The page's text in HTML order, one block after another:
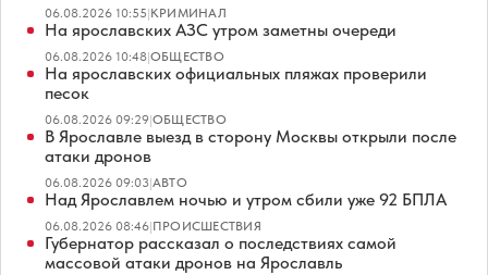
06.08.2026 10:55|КРИМИНАЛ
На ярославских АЗС утром заметны очереди
06.08.2026 10:48|ОБЩЕСТВО
На ярославских официальных пляжах проверили
песок
06.08.2026 09:29|ОБЩЕСТВО
В Ярославле выезд в сторону Москвы открыли после
атаки дронов
06.08.2026 09:03|АВТО
Над Ярославлем ночью и утром сбили уже 92 БПЛА
06.08.2026 08:46|ПРОИСШЕСТВИЯ
Губернатор рассказал о последствиях самой
массовой атаки дронов на Ярославль